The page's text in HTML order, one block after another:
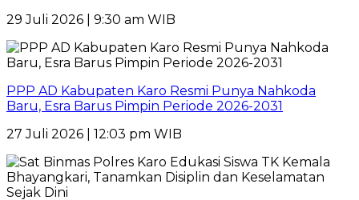
29 Juli 2026 | 9:30 am WIB
PPP AD Kabupaten Karo Resmi Punya Nahkoda
Baru, Esra Barus Pimpin Periode 2026-2031
27 Juli 2026 | 12:03 pm WIB